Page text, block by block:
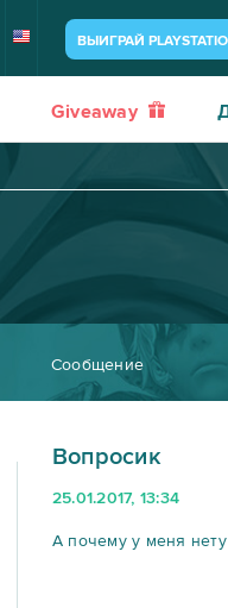
ВЫИГРАЙ
Giveaway
Сообщение
Вопросик
25.01.2017, 13:34
А почему у меня